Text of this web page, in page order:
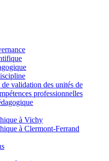
validation des unités de
professionnelles
à Vichy
à Clermont-Ferrand